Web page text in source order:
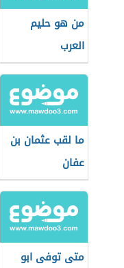
من هو حليم
العرب
ما لقب عثمان بن
عفان
متى توفى ابو